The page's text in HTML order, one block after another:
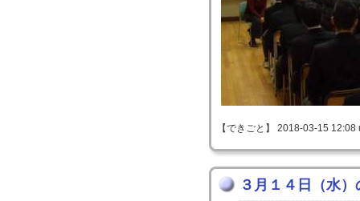
【できごと】 2018-03-15
３月１４日（水）